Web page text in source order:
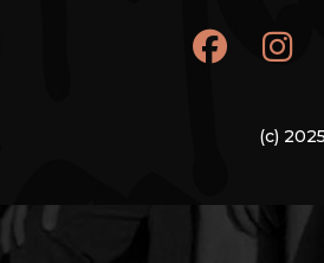
(c)